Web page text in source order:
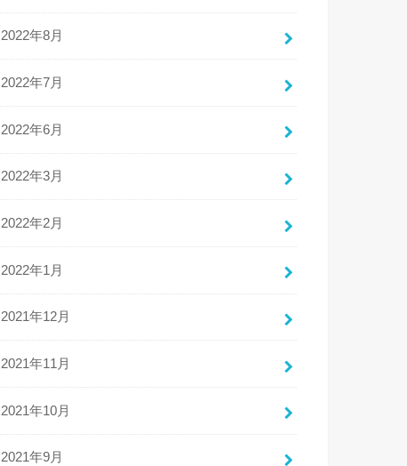
2022年8月
2022年7月
2022年6月
2022年3月
2022年2月
2022年1月
2021年12月
2021年11月
2021年10月
2021年9月